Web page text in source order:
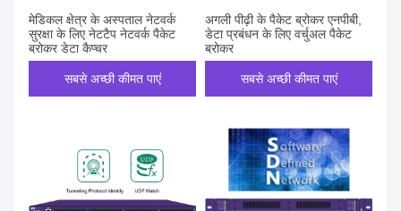
मेडिकल क्षेत्र के अस्पताल नेटवर्क
सुरक्षा के लिए नेटटैप नेटवर्क पैकेट
ब्रोकर डेटा कैप्चर
सबसे अच्छी कीमत पाएं
अगली पीढ़ी के पैकेट ब्रोकर एनपीबी,
डेटा प्रबंधन के लिए वर्चुअल पैकेट
ब्रोकर
सबसे अच्छी कीमत पाएं